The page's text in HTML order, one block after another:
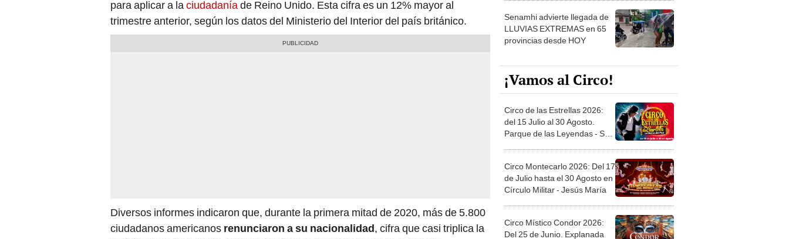
trimestre anterior, según los datos del Ministerio del Interior del país británico.
ciudadanos americanosrenunciaron a su nacionalidad, cifra que casi triplica la
registrada en todo 2019. Estos datos fueron recopilados por Bambridge
LLUVIAS EXTREMAS en 65
provincias desde HOY
¡Vamos al Circo!
del 15 Julio al 30 Agosto.
Parque de las Leyendas - San
Miguel
de Julio hasta el 30 Agosto en
Círculo Militar - Jesús María
Del 25 de Junio. Explanada
Costa 21